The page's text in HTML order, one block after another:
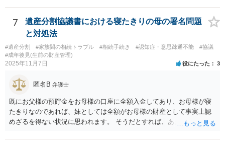
で、支払う義務はないということになります。 所有権移転登記を求め
て裁判を起こすというのが本筋でしょう。 弁護士に依頼してくださ
7
遺産分割協議書における寝たきりの母の署名問題
と対処法
#遺産分割 #家族間の相続トラブル #相続手続き #認知症・意思疎通不能
#協議
#成年後見(生前の財産管理)
2025年11月7日 役にたった 3
匿名B 弁護士
既にお父様の預貯金をお母様の口座に全額入金してあり、お母様が寝
たきりなのであれば、妹としては全額がお母様の財産として事実上認
めざるを得ない状況に思われます。 そうだとすれば、あえて遺産分割
す。 また、遺産分割協議書を作成しても特にメリットがない妹の協力